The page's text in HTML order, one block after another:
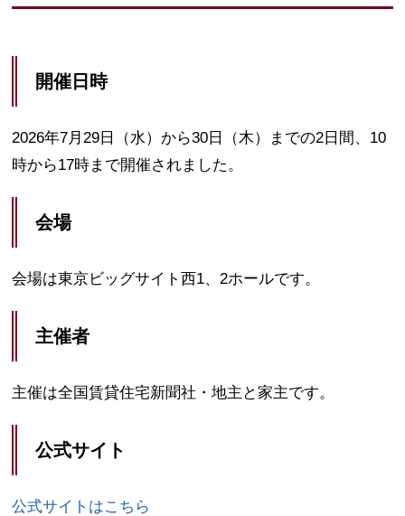
開催日時
2026年7月29日（水）から30日（木）までの2日間、10
時から17時まで開催されました。
会場
会場は東京ビッグサイト西1、2ホールです。
主催者
主催は全国賃貸住宅新聞社・地主と家主です。
公式サイト
公式サイトはこちら